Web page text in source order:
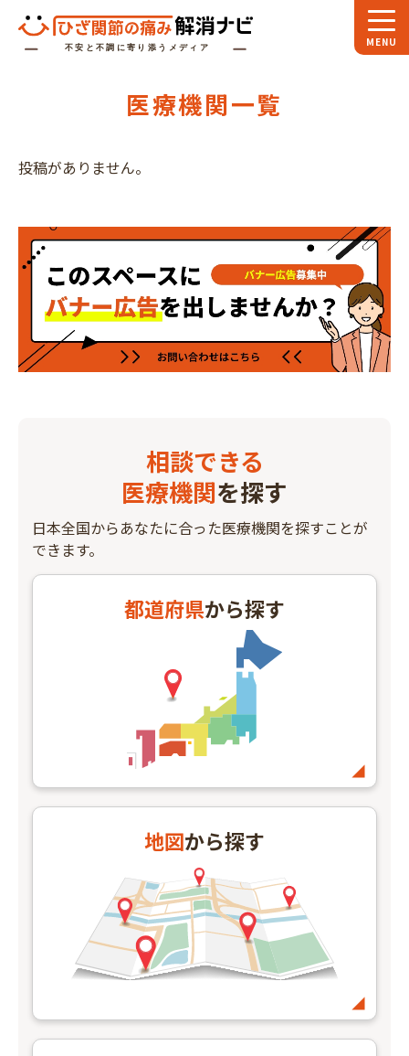
スペシャル 対談
ひざ関節ナビに ついて
フリーワード
医療機関一覧
投稿がありません。
相談できる
医療機関を探す
日本全国からあなたに合った医療機関を探すことが
できます。
都道府県から探す
地図から探す